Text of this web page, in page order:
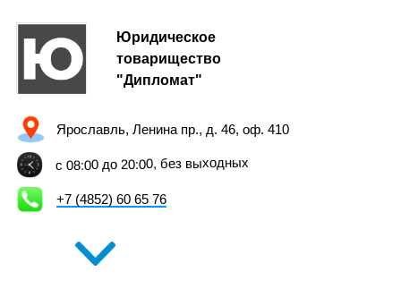
Юридическое
товарищество
"Дипломат"
Ярославль, Ленина пр., д. 46, оф. 410
с 08:00 до 20:00, без выходных
+7 (4852) 60 65 76